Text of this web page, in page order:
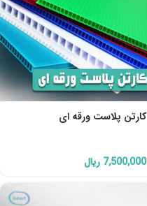
کارتن پلاست ورقه ای
7,500,000 ریال